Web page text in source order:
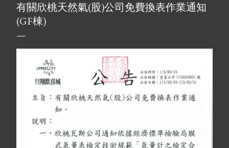
有關欣桃天然氣(股)公司免費換表作業通知
(GF棟)